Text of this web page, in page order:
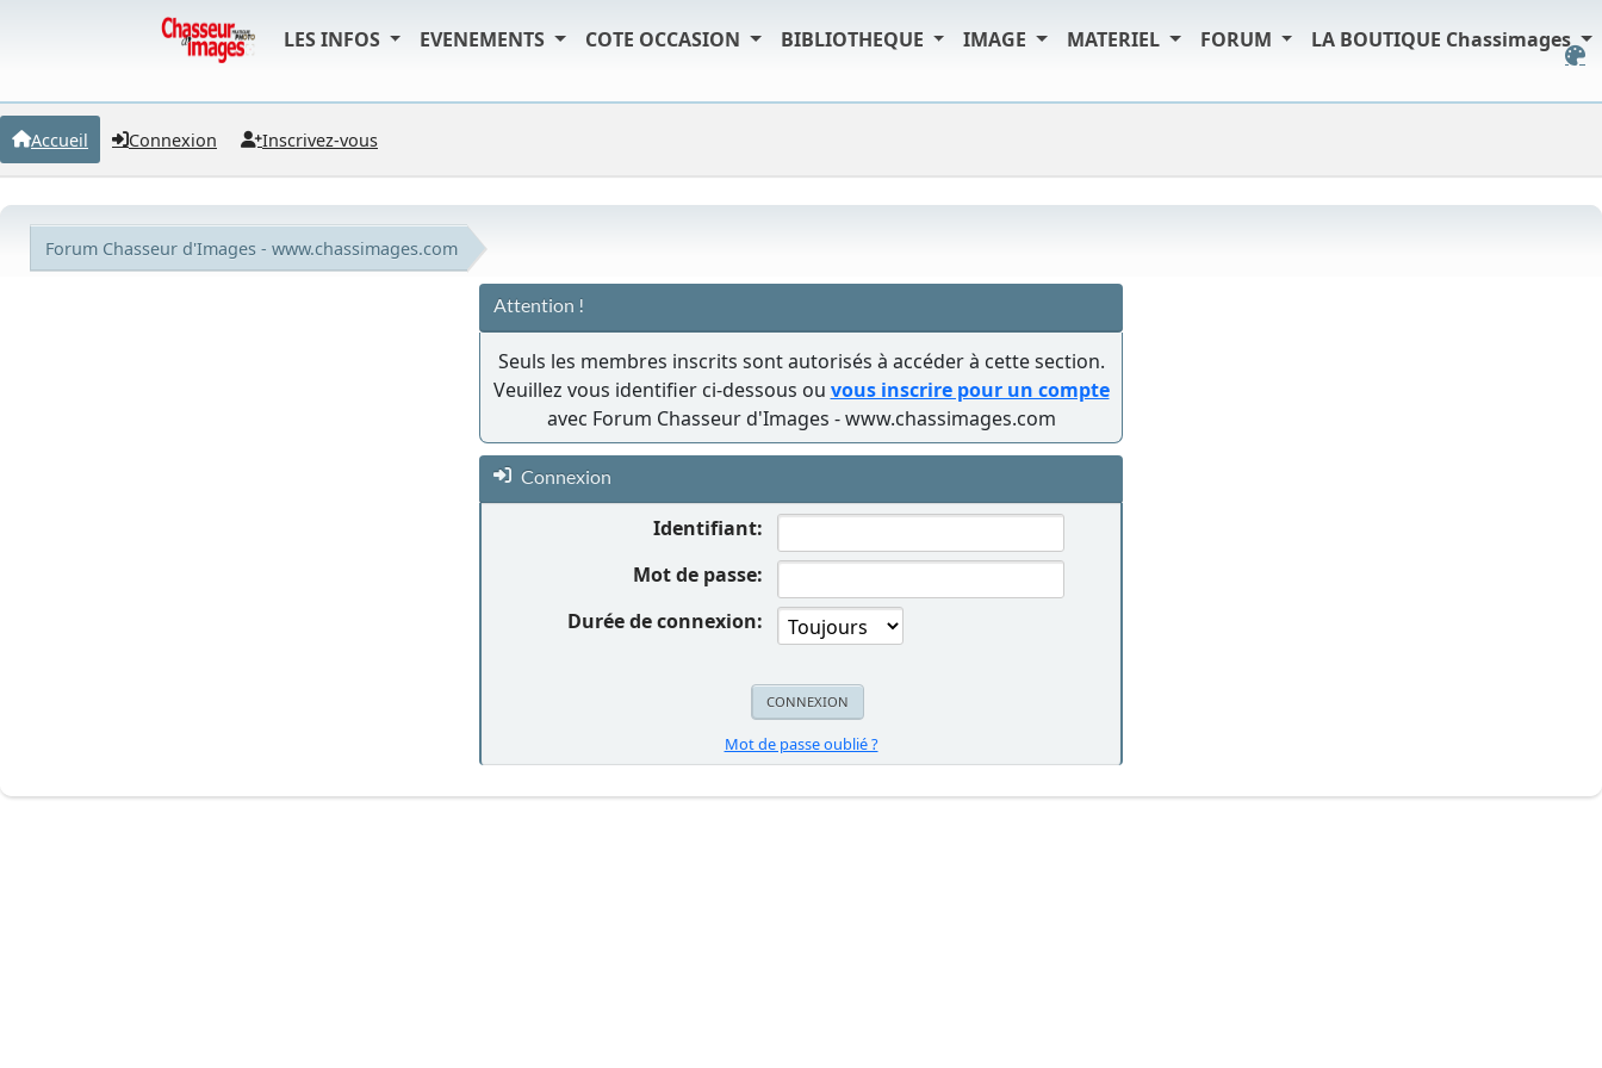
LES INFOS EVENEMENTS COTE OCCASION BIBLIOTHEQUE IMAGE MATERIEL FORUM LA BOUTIQUE Chassimages
Accueil Connexion Inscrivez-vous
Forum Chasseur d'Images - www.chassimages.com
Attention !
Seuls les membres inscrits sont autorisés à accéder à cette section.
Veuillez vous identifier ci-dessous ou vous inscrire pour un compte
avec Forum Chasseur d'Images - www.chassimages.com
Connexion
Identifiant:
Mot de passe:
Durée de connexion:
Mot de passe oublié ?